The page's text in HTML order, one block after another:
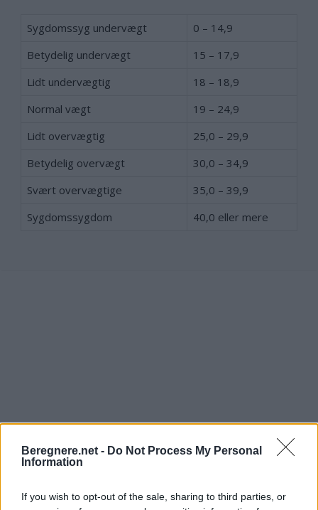
Beregnere.net - Do Not Process My Personal
Information
If you wish to opt-out of the sale, sharing to third parties, or
Sygdomssyg undervægt
0 – 14,9
Betydelig undervægt
15 – 17,9
Lidt undervægtig
18 – 18,9
Normal vægt
19 – 24,9
Lidt overvægtig
25,0 – 29,9
Betydelig overvægt
30,0 – 34,9
Svært overvægtige
35,0 – 39,9
Sygdomssygdom
40,0 eller mere
Brug af BMI-beregneren